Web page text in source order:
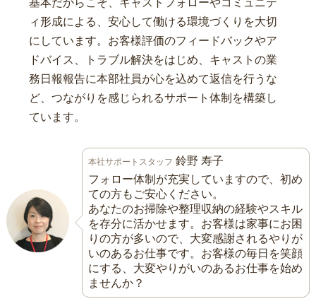
ィ形成による、安心して働ける環境づくりを大切
にしています。お客様評価のフィードバックやア
ドバイス、トラブル解決をはじめ、キャストの業
務日報報告に本部社員が心を込めて返信を行うな
ど、つながりを感じられるサポート体制を構築し
ています。
本社サポートスタッフ 鈴野 寿子
フォロー体制が充実していますので、初め
ての方もご安心ください。
あなたのお掃除や整理収納の経験やスキル
を存分に活かせます。お客様は家事にお困
りの方が多いので、大変感謝されるやりが
いのあるお仕事です。お客様の毎日を笑顔
にする、大変やりがいのあるお仕事を始め
ませんか？